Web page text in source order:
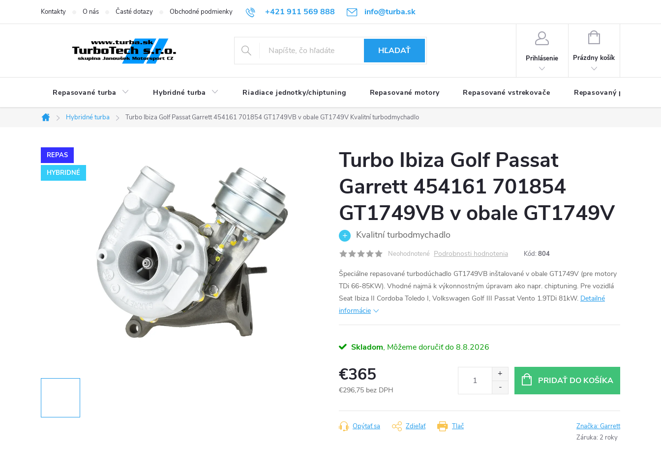
+421 911 569 888 info@turba.sk
Kontakty O nás Časté dotazy Obchodné podmienky GDPR
HĽADAŤ
Prihlásenie
NÁKUPNÝ
Prázdny košík
Repasované turba Hybridné turba Riadiace jednotky/chiptuning Repasované motory Repasované vstrekovače Repasovaný pohon TDM
Domov
Hybridné turba Turbo Ibiza Golf Passat Garrett 454161 701854 GT1749VB v obale GT1749V Kvalitní turbodmychadlo
REPAS
HYBRIDNÉ
Turbo Ibiza Golf Passat
Garrett 454161 701854
GT1749VB v obale GT1749V
Kvalitní turbodmychadlo
Neohodnotené Podrobnosti hodnotenia Kód: 804
Špeciálne repasované turbodúchadlo GT1749VB inštalované v obale GT1749V (pre motory
TDi 66-85KW). Vhodné najmä k výkonnostným úpravam ako napr. chiptuning. Pre vozidlá
Seat Ibiza II Cordoba Toledo I, Volkswagen Golf III Passat Vento 1.9TDi 81kW. Detailné
informácie
Skladom 8.8.2026
€365
€296,75 bez DPH
cena:
PRIDAŤ DO KOŠÍKA
Tlač
Opýtať sa Zdieľať Značka:Garrett
Záruka: 2 roky